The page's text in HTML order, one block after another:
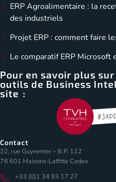
ERP Agroalimentaire : la
des industriels
Projet ERP : comment faire
Le comparatif ERP Microsoft
Pour en savoir plus
outils de Business
site :
Contact
22, rue Guynemer – B.P. 112
78 601 Maisons-Laffitte Cedex
+33 (0)1 34 93 17 27